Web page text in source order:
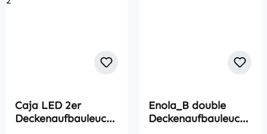
Caja LED 2er
Deckenaufbauleucht
Enola_B double
Deckenaufbauleucht